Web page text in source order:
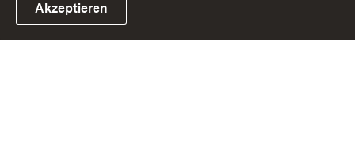
Link zum Landesportal
Akzeptieren